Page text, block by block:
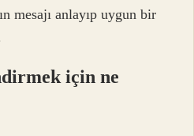
mesajı anlayıp uygun bir
için ne